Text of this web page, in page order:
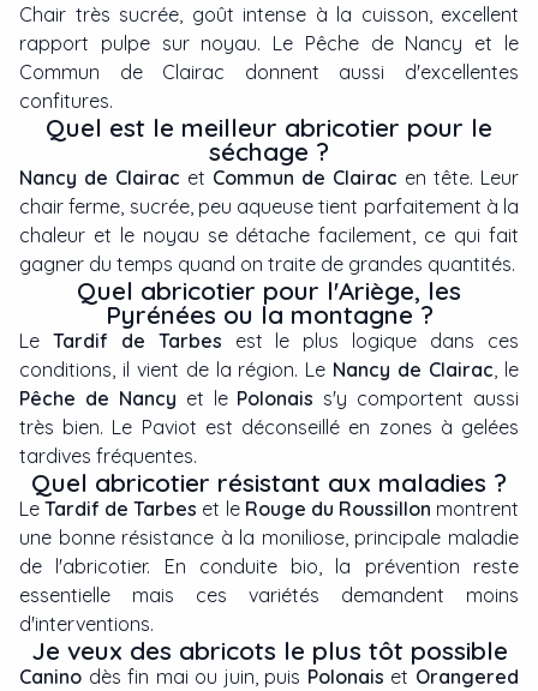
Chair très sucrée, goût intense à la cuisson, excellent
rapport pulpe sur noyau. Le Pêche de Nancy et le
Commun de Clairac donnent aussi d'excellentes
confitures.
Quel est le meilleur abricotier pour le
séchage ?
Nancy de Clairac et Commun de Clairac en tête. Leur
chair ferme, sucrée, peu aqueuse tient parfaitement à la
chaleur et le noyau se détache facilement, ce qui fait
gagner du temps quand on traite de grandes quantités.
Quel abricotier pour l'Ariège, les
Pyrénées ou la montagne ?
Le Tardif de Tarbes est le plus logique dans ces
conditions, il vient de la région. Le Nancy de Clairac , le
Pêche de Nancy et le Polonais s'y comportent aussi
très bien. Le Paviot est déconseillé en zones à gelées
tardives fréquentes.
Quel abricotier résistant aux maladies ?
LeTardif de Tarbes et le Rouge du Roussillon montrent
une bonne résistance à la moniliose, principale maladie
de l'abricotier. En conduite bio, la prévention reste
essentielle mais ces variétés demandent moins
d'interventions.
Je veux des abricots le plus tôt possible
Canino dès fin mai ou juin, puis Polonais et Orangered